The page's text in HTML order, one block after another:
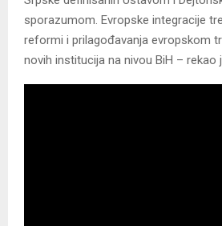
sporazumom. Evropske integracije
reformi i prilagođavanja evropskom
novih institucija na nivou BiH – rekao